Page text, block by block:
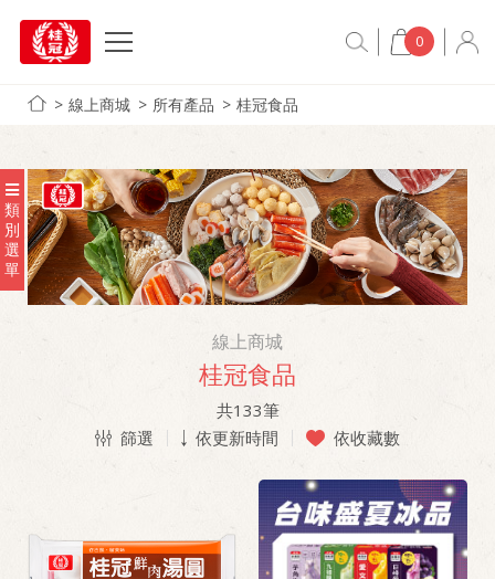
0
線上商城 所有產品 桂冠食品
類
別
選
單
線上商城
桂冠食品
共133筆
篩選
依更新時間 依收藏數